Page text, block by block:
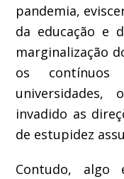
pandemia,
da educação e
marginalização
os contínuos
universidades, o
invadido as
de estupidez
Contudo, algo